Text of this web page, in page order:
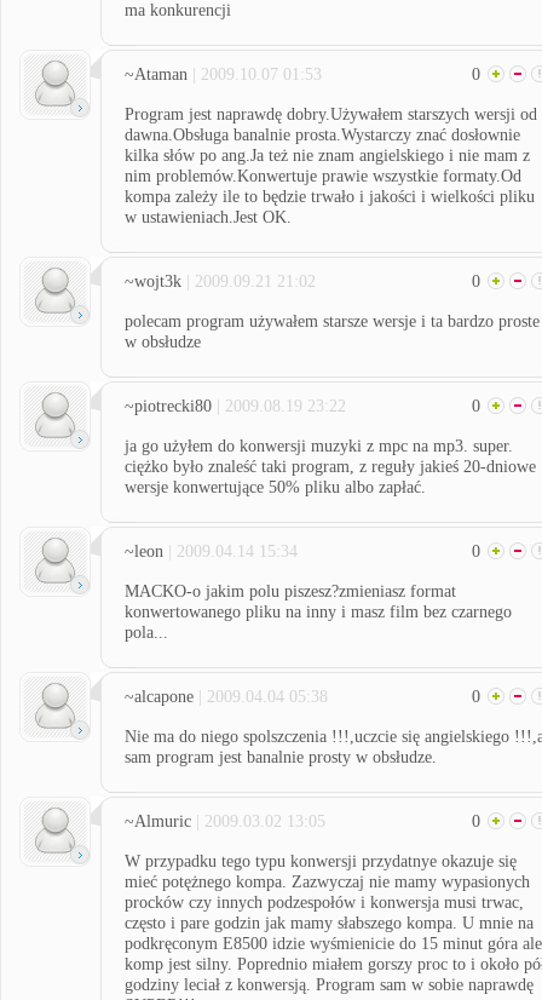
ma konkurencji
~Ataman | 2009.10.07 01:53 0
Program jest naprawdę dobry.Używałem starszych wersji od
dawna.Obsługa banalnie prosta.Wystarczy znać dosłownie
kilka słów po ang.Ja też nie znam angielskiego i nie mam z
nim problemów.Konwertuje prawie wszystkie formaty.Od
kompa zależy ile to będzie trwało i jakości i wielkości pliku
w ustawieniach.Jest OK.
~wojt3k | 2009.09.21 21:02 0
polecam program używałem starsze wersje i ta bardzo proste
w obsłudze
~piotrecki80 | 2009.08.19 23:22 0
ja go użyłem do konwersji muzyki z mpc na mp3. super.
ciężko było znaleść taki program, z reguły jakieś 20-dniowe
wersje konwertujące 50% pliku albo zapłać.
~leon | 2009.04.14 15:34 0
MACKO-o jakim polu piszesz?zmieniasz format
konwertowanego pliku na inny i masz film bez czarnego
pola...
~alcapone | 2009.04.04 05:38 0
Nie ma do niego spolszczenia !!!,uczcie się angielskiego
sam program jest banalnie prosty w obsłudze.
~Almuric | 2009.03.02 13:05 0
W przypadku tego typu konwersji przydatnye okazuje się
mieć potężnego kompa. Zazwyczaj nie mamy wypasionych
procków czy innych podzespołów i konwersja musi trwac,
często i pare godzin jak mamy słabszego kompa. U mnie na
podkręconym E8500 idzie wyśmienicie do 15 minut góra ale
komp jest silny. Poprednio miałem gorszy proc to i około
godziny leciał z konwersją. Program sam w sobie naprawdę